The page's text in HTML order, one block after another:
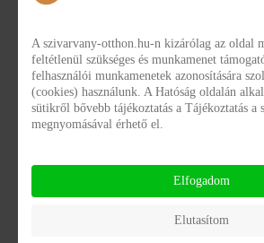
növeli, közösségi kötődéseiket
ezért indítja el a Gondosóra országos
hozzá.
Közlése szerint a következő négy
diszpécserközpontra alapuló
A szivarvany-otthon.hu-n kizárólag az oldal
feltétlenül szükséges és munkamenet
felhasználói munkamenetek azonosítására
(cookies) használunk. A Hatóság oldalán
sütikről bővebb tájékoztatás a Tájékoztatás a
megnyomásával érhető el.
Elfogadom
Elutasítom